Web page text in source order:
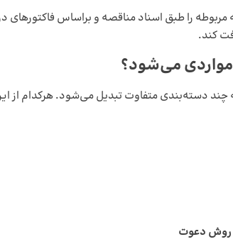
مربوطه را طبق اسناد مناقصه و براساس فاکتورهای
کند.
مواردی می‌شود؟
چند دسته‌بندی متفاوت تبدیل می‌شود. هرکدام از
و روش دعوت